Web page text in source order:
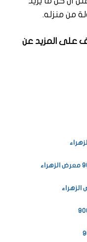
من منزله.
على المزيد عن